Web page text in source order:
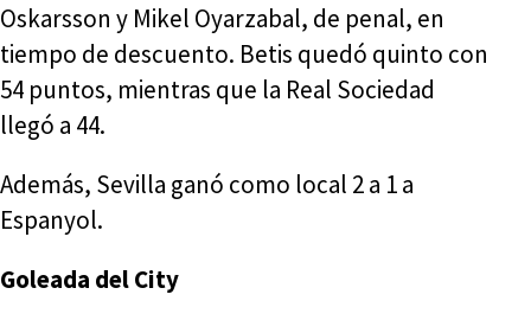
Oskarsson y Mikel Oyarzabal, de penal, en
tiempo de descuento. Betis quedó quinto con
54 puntos, mientras que la Real Sociedad
llegó a 44.
Además, Sevilla ganó como local 2 a 1 a
Espanyol.
Goleada del City